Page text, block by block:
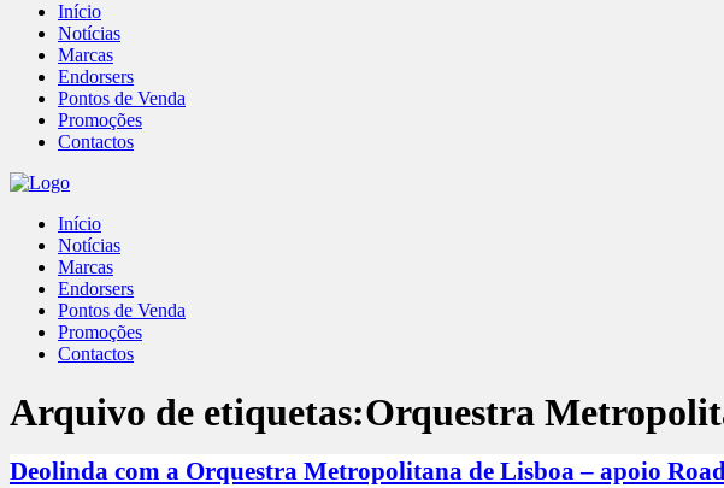
Início
Notícias
Marcas
Endorsers
Pontos de Venda
Promoções
Contactos
Início
Notícias
Marcas
Endorsers
Pontos de Venda
Promoções
Contactos
Arquivo de etiquetas:Orquestra
Deolinda com a Orquestra Metropolitana de Lisboa – apoio